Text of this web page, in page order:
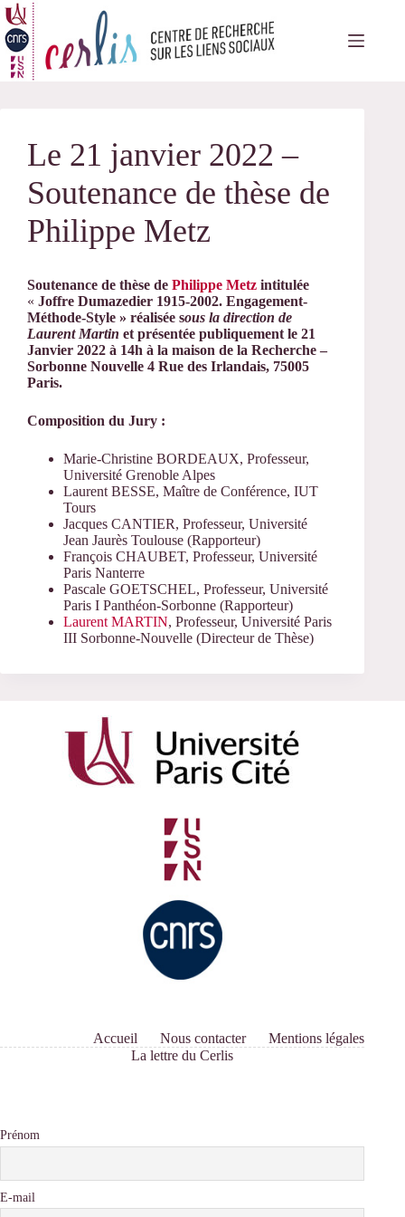
Passer
au
contenu
Le 21 janvier 2022 –
Soutenance de thèse de
Philippe Metz
Soutenance de thèse de Philippe Metz intitulée
« Joffre Dumazedier 1915-2002. Engagement-
Méthode-Style » réalisée sous la direction de
LaurentMartin et présentée publiquement le 21
Janvier 2022 à 14h à la maison de la Recherche –
Sorbonne Nouvelle 4 Rue des Irlandais, 75005
Paris.
Composition du Jury :
Marie-Christine BORDEAUX, Professeur,
Université Grenoble Alpes
Laurent BESSE, Maître de Conférence, IUT
Tours
Jacques CANTIER, Professeur, Université
Jean Jaurès Toulouse (Rapporteur)
François CHAUBET, Professeur, Université
Paris Nanterre
Pascale GOETSCHEL, Professeur, Université
Paris I Panthéon-Sorbonne (Rapporteur)
Laurent MARTIN, Professeur, Université Paris
III Sorbonne-Nouvelle (Directeur de Thèse)
Accueil Nous contacter
Mentions légales
La lettre du Cerlis
Prénom
E-mail